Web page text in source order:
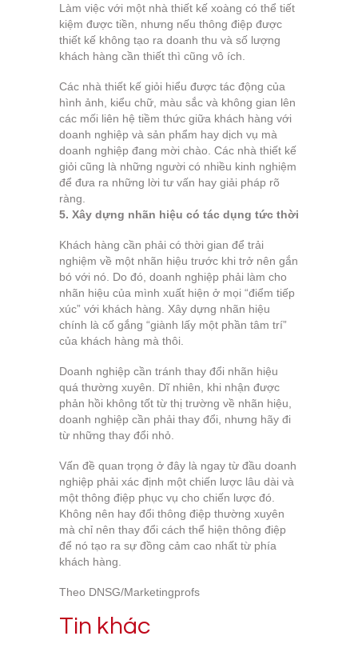
Làm việc với một nhà thiết kế xoàng có thể tiết
kiệm được tiền, nhưng nếu thông điệp được
thiết kế không tạo ra doanh thu và số lượng
khách hàng cần thiết thì cũng vô ích.
Các nhà thiết kế giỏi hiểu được tác động của
hình ảnh, kiểu chữ, màu sắc và không gian lên
các mối liên hệ tiềm thức giữa khách hàng với
doanh nghiệp và sản phẩm hay dịch vụ mà
doanh nghiệp đang mời chào. Các nhà thiết kế
giỏi cũng là những người có nhiều kinh nghiệm
để đưa ra những lời tư vấn hay giải pháp rõ
ràng.
5. Xây dựng nhãn hiệu có tác dụng tức thời
Khách hàng cần phải có thời gian để trải
nghiệm về một nhãn hiệu trước khi trở nên gắn
bó với nó. Do đó, doanh nghiệp phải làm cho
nhãn hiệu của mình xuất hiện ở mọi “điểm tiếp
xúc” với khách hàng. Xây dựng nhãn hiệu
chính là cố gắng “giành lấy một phần tâm trí”
của khách hàng mà thôi.
Doanh nghiệp cần tránh thay đổi nhãn hiệu
quá thường xuyên. Dĩ nhiên, khi nhận được
phản hồi không tốt từ thị trường về nhãn hiệu,
doanh nghiệp cần phải thay đổi, nhưng hãy đi
từ những thay đổi nhỏ.
Vấn đề quan trọng ở đây là ngay từ đầu doanh
nghiệp phải xác định một chiến lược lâu dài và
một thông điệp phục vụ cho chiến lược đó.
Không nên hay đổi thông điệp thường xuyên
mà chỉ nên thay đổi cách thể hiện thông điệp
để nó tạo ra sự đồng cảm cao nhất từ phía
khách hàng.
Theo DNSG/Marketingprofs
Tin khác